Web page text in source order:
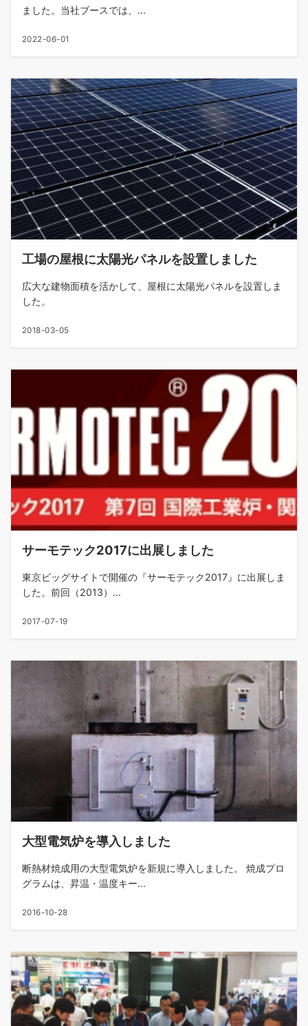
ました。当社ブースでは、...
2022-06-01
工場の屋根に太陽光パネルを設置しました
広大な建物面積を活かして、屋根に太陽光パネルを設置しま
した。
2018-03-05
サーモテック2017に出展しました
東京ビッグサイトで開催の『サーモテック2017』に出展しま
した。前回（2013）...
2017-07-19
大型電気炉を導入しました
断熱材焼成用の大型電気炉を新規に導入しました。 焼成プロ
グラムは、昇温・温度キー...
2016-10-28